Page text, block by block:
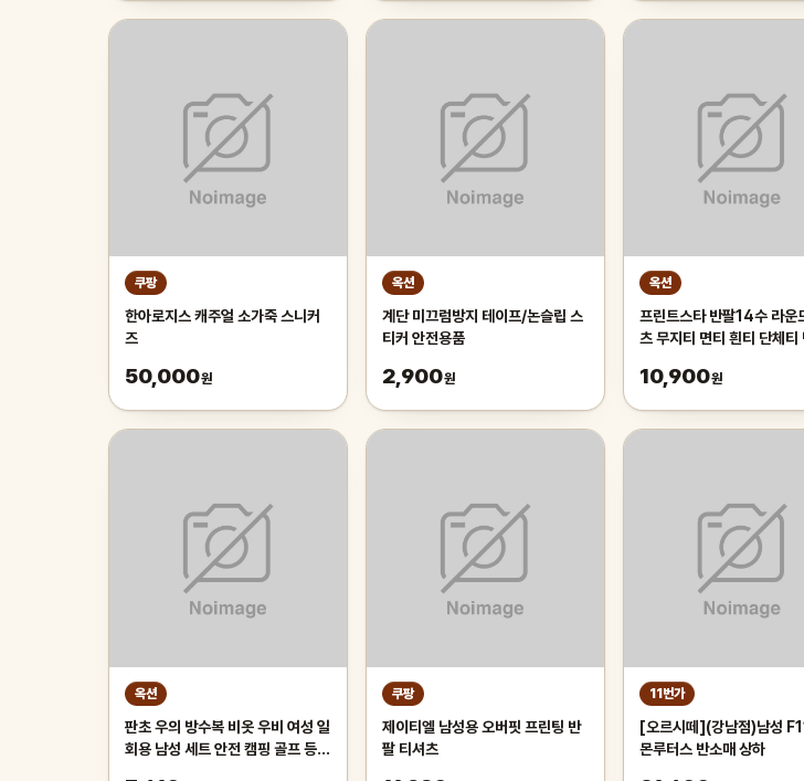
쿠팡
한아로지스 캐주얼 소가죽 스니커
즈
50,000원
옥션
계단 미끄럼방지 테이프/논슬립 스
티커 안전용품
2,900원
옥션
프린트스타 반팔14수 라운
츠 무지티 면티 흰티 단체티
츠
10,900원
옥션
판초 우의 방수복 비옷 우비 여성 일
회용 남성 세트 안전 캠핑 골프 등산
쿠팡
제이티엘 남성용 오버핏 프린팅 반
팔 티셔츠
11번가
[오르시떼](강남점)남성
몬루터스 반소매 상하